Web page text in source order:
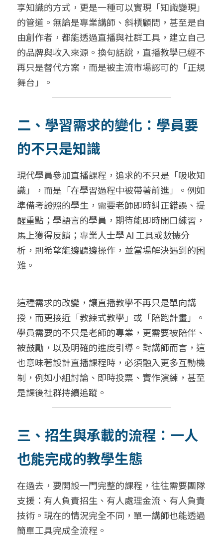
享知識的方式，更是一種可以實現「知識變現」
的管道。無論是專業講師、斜槓顧問，甚至是自
由創作者，都能透過直播與社群工具，建立自己
的品牌與收入來源。換句話說，直播教學已經不
再只是替代方案，而是被主流市場認可的「正規
舞台」。
二、學習需求的變化：學員要
的不只是知識
現代學員參加直播課程，追求的不只是「吸收知
識」，而是「在學習過程中被帶著前進」。例如
準備考證照的學生，需要老師即時糾正錯誤、提
醒重點；學語言的學員，期待能即時開口練習，
馬上獲得反饋；專業人士學 AI 工具或數據分
析，則希望能邊聽邊操作，並當場解決遇到的困
難。
這種需求的改變，讓直播教學不再只是單向講
授，而更接近「教練式教學」或「陪跑計畫」。
學員需要的不只是老師的專業，更需要被陪伴、
被鼓勵，以及明確的進度引導。對講師而言，這
也意味著設計直播課程時，必須融入更多互動機
制，例如小組討論、即時投票、實作演練，甚至
是課後社群持續追蹤。
三、招生與承載的流程：一人
也能完成的教學生態
在過去，要開設一門完整的課程，往往需要團隊
支援：有人負責招生、有人處理金流、有人負責
技術。現在的情況完全不同，單一講師也能透過
簡單工具完成全流程。